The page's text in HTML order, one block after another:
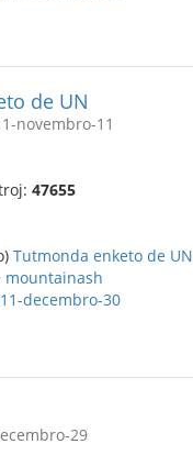
de UN
novembro-11
47655
Tutmonda enketo de UN
mountainash
decembro-30
29